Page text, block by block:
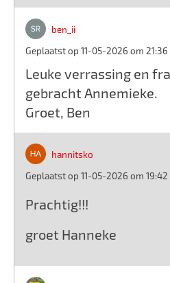
ben_ii
Geplaatst op 11-05-2026 om 21:36
Leuke verrassing en
gebracht Annemieke.
Groet, Ben
hannitsko
Geplaatst op 11-05-2026 om 19:42
Prachtig!!!
groet Hanneke